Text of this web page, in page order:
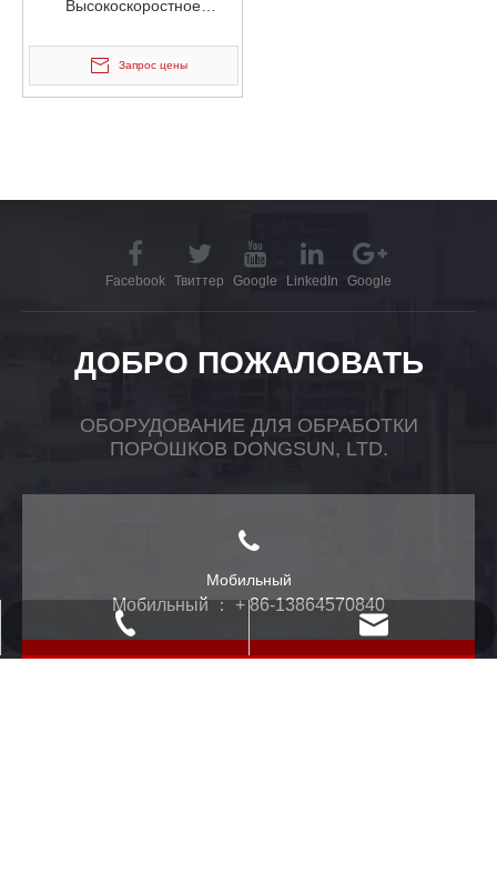
Высокоскоростное
охлаждающей ленты из
ПВХ с водяным
Запрос цены
Facebook Твиттер Google LinkedIn Google
ДОБРО ПОЖАЛОВАТЬ
ОБОРУДОВАНИЕ ДЛЯ ОБРАБОТКИ
ПОРОШКОВ DONGSUN, LTD.
Мобильный
Мобильный ： + 86-13864570840